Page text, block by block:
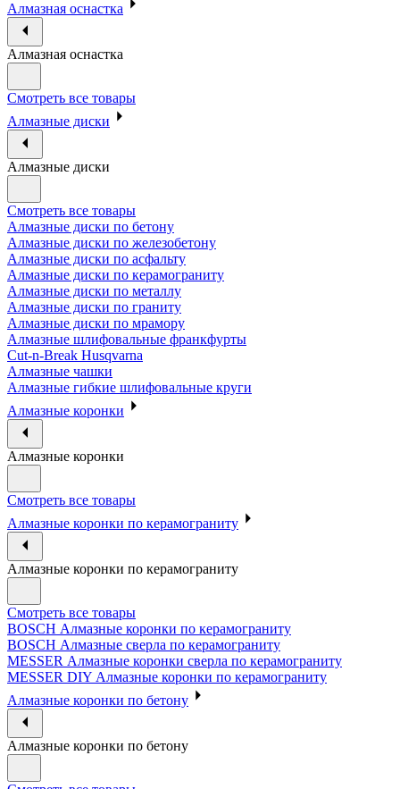
Алмазная оснастка
Алмазная оснастка
Смотреть все товары
Алмазные диски
Алмазные диски
Смотреть все товары
Алмазные диски по бетону
Алмазные диски по железобетону
Алмазные диски по асфальту
Алмазные диски по керамограниту
Алмазные диски по металлу
Алмазные диски по граниту
Алмазные диски по мрамору
Алмазные шлифовальные франкфурты
Cut-n-Break Husqvarna
Алмазные чашки
Алмазные гибкие шлифовальные круги
Алмазные коронки
Алмазные коронки
Смотреть все товары
Алмазные коронки по керамограниту
Алмазные коронки по керамограниту
Смотреть все товары
BOSCH Алмазные коронки по керамограниту
BOSCH Алмазные сверла по керамограниту
MESSER Алмазные коронки сверла по керамограниту
MESSER DIY Алмазные коронки по керамограниту
Алмазные коронки по бетону
Алмазные коронки по бетону